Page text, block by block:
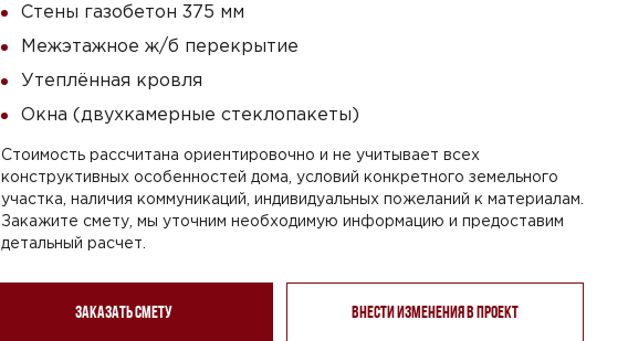
Стены газобетон 375 мм
Межэтажное ж/б перекрытие
Утеплённая кровля
Окна (двухкамерные стеклопакеты)
Стоимость рассчитана ориентировочно и не учитывает всех
конструктивных особенностей дома, условий конкретного земельного
участка, наличия коммуникаций, индивидуальных пожеланий к материалам.
Закажите смету, мы уточним необходимую информацию и предоставим
детальный расчет.
Заказать смету Внести изменения в проект